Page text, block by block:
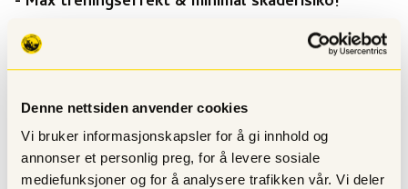
Denne nettsiden anvender cookies
Vi bruker informasjonskapsler for å gi innhold og
annonser et personlig preg, for å levere sosiale
mediefunksjoner og for å analysere trafikken vår. Vi deler
Om du er trener, lagleder, fremtidig trener eller forelder
anbefales dette for deg.
Hvordan kan du forebygge 50% av alle idrettsskader?
Det viktigste du må vite om tenåringer når det
kommer til vekst, utvikling og trening.
Lure tips ved treningsoppstart.